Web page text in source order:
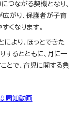
つながる契機となり、
広がり、保護者が子育
くなります。
より、ほっとできた
するとともに、月に一
とで、育児に関する負
周知動画